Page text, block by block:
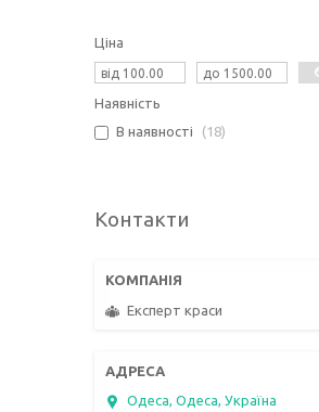
Ціна
Наявність
В наявності
18
Контакти
Експерт краси
Одеса, Одеса, Україна